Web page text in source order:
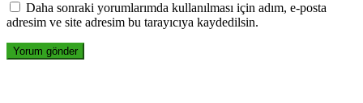
Daha sonraki yorumlarımda kullanılması için adım, e-posta
adresim ve site adresim bu tarayıcıya kaydedilsin.